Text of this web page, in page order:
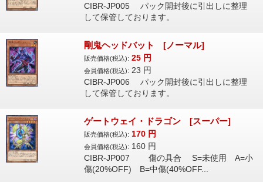
CIBR-JP005 パック開封後に引出しに整理
して保管しております。
剛鬼ヘッドバット [ノーマル]
販売価格(税込): 25 円
会員価格(税込): 23 円
CIBR-JP006 パック開封後に引出しに整理
して保管しております。
ゲートウェイ・ドラゴン [スーパー]
販売価格(税込): 170 円
会員価格(税込): 160 円
CIBR-JP007 傷の具合 S=未使用 A=小
傷(20%OFF) B=中傷(40%OFF...